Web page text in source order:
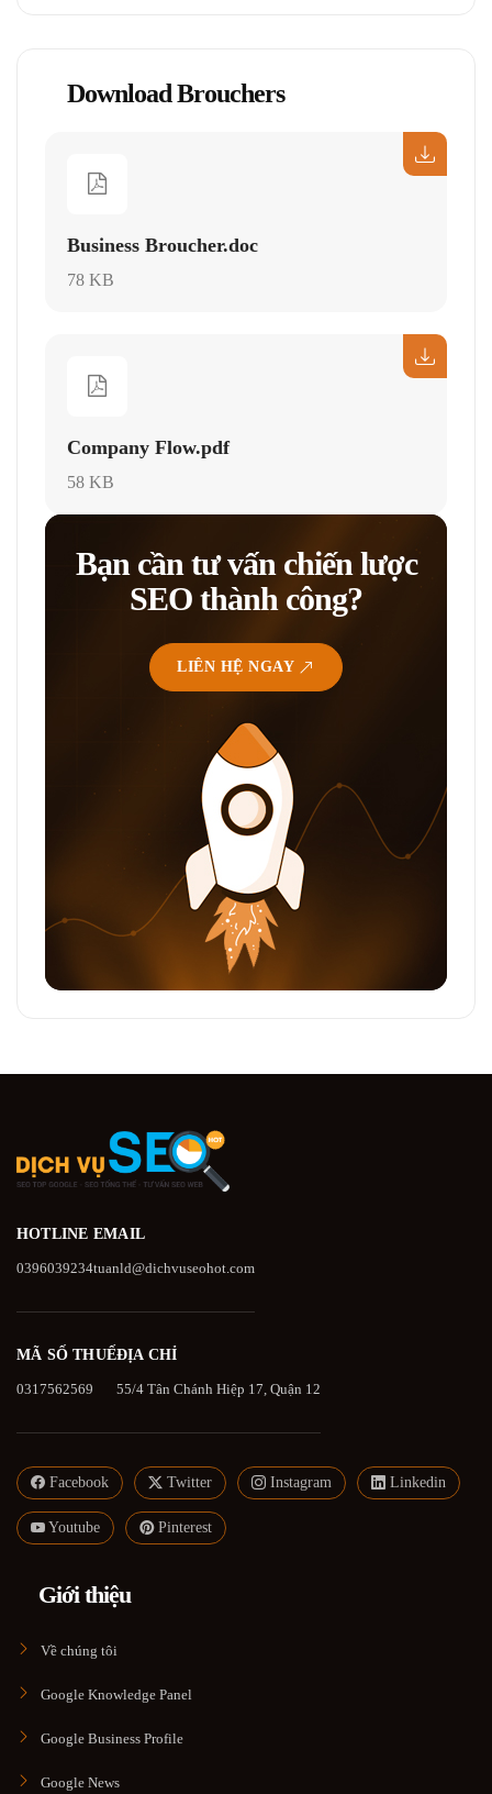
Download Brouchers
Business Broucher.doc
78 KB
Company Flow.pdf
58 KB
Bạn cần tư vấn chiến lược
SEO thành công?
LIÊN HỆ NGAY
HOTLINE
0396039234
EMAIL
tuanld@dichvuseohot.com
MÃ SỐ THUẾ
0317562569
ĐỊA CHỈ
55/4 Tân Chánh Hiệp 17, Quận 12
Facebook Twitter Instagram Linkedin
Youtube Pinterest
Giới thiệu
Về chúng tôi
Google Knowledge Panel
Google Business Profile
Google News